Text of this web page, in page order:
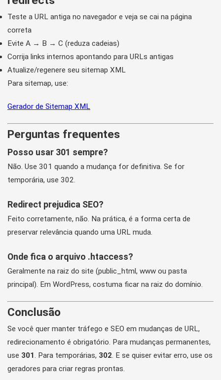
Teste a URL antiga no navegador e veja se cai na página
correta
Evite A → B → C (reduza cadeias)
Corrija links internos apontando para URLs antigas
Atualize/regenere seu sitemap XML
Para sitemap, use:
Gerador de Sitemap XML
Perguntas frequentes
Posso usar 301 sempre?
Não. Use 301 quando a mudança for definitiva. Se for
temporária, use 302.
Redirect prejudica SEO?
Feito corretamente, não. Na prática, é a forma certa de
preservar relevância quando uma URL muda.
Onde fica o arquivo .htaccess?
Geralmente na raiz do site (public_html, www ou pasta
principal). Em WordPress, costuma ficar na raiz do domínio.
Conclusão
Se você quer manter tráfego e SEO em mudanças de URL,
redirecionamento é obrigatório. Para mudanças permanentes,
use 301. Para temporárias, 302. E se quiser evitar erro, use os
geradores para criar regras prontas.